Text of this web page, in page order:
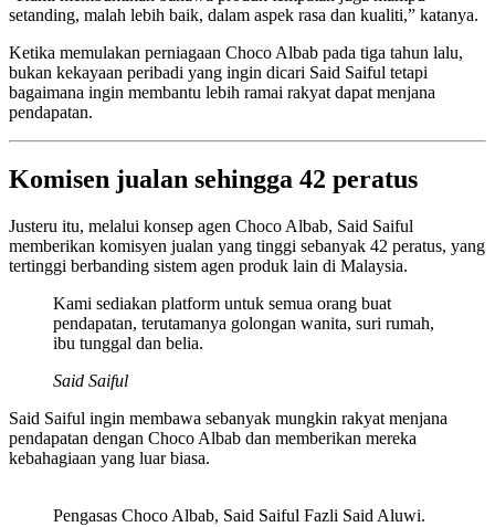
setanding, malah lebih baik, dalam aspek rasa dan kualiti,” katanya.
Ketika memulakan perniagaan Choco Albab pada tiga tahun lalu,
bukan kekayaan peribadi yang ingin dicari Said Saiful tetapi
bagaimana ingin membantu lebih ramai rakyat dapat menjana
pendapatan.
Komisen jualan sehingga 42 peratus
Justeru itu, melalui konsep agen Choco Albab, Said Saiful
memberikan komisyen jualan yang tinggi sebanyak 42 peratus, yang
tertinggi berbanding sistem agen produk lain di Malaysia.
Kami sediakan platform untuk semua orang buat
pendapatan, terutamanya golongan wanita, suri rumah,
ibu tunggal dan belia.
Said Saiful
Said Saiful ingin membawa sebanyak mungkin rakyat menjana
pendapatan dengan Choco Albab dan memberikan mereka
kebahagiaan yang luar biasa.
Pengasas Choco Albab, Said Saiful Fazli Said Aluwi.